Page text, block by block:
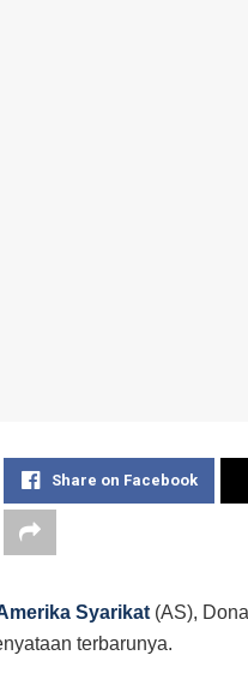
Share on Facebook
Syarikat (AS),
terbarunya.